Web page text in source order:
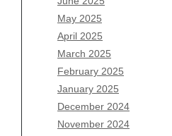
May 2025
April 2025
March 2025
February 2025
January 2025
December 2024
November 2024
March 2026
February 2026
January 2026
December 2025
November 2025
October 2025
September 2025